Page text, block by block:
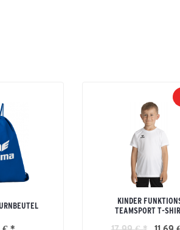
KINDER
TEAMSPORT T-